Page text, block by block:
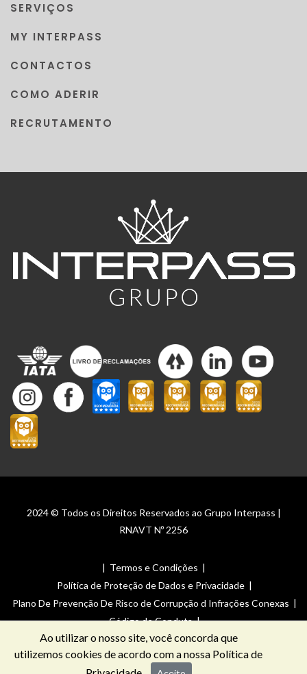
SERVIÇOS
MY INTERPASS
CONTACTOS
COMO ADERIR
RECRUTAMENTO
2024 © Todos os Direitos Reservados ao Grupo Interpass |
RNAVT Nº 2256
| Termos e Condições |
Política de Proteção de Dados e Privacidade |
Plano De Prevenção De Risco de Corrupção d Infrações Conexas |
Código de Conduta|
Canal de Denúncias _ Plano De Prevenção De Risco de Corrupção
de Infrações Conexas
Ao utilizar o nosso site, você concorda que
utilizemos cookies de acordo com a nossa Política de